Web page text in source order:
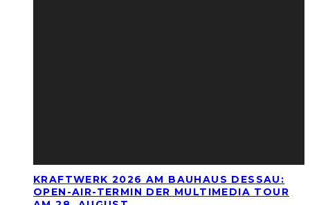
KRAFTWERK 2026 AM BAUHAUS DESSAU:
OPEN-AIR-TERMIN DER MULTIMEDIA TOUR